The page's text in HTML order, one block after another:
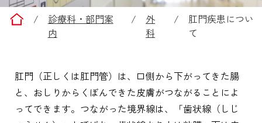
仙台赤十字病院
/
診療科・部門案
内
/
外
科
/
肛門疾患につい
て
肛門（正しくは肛門管）は、口側から下がってきた腸
と、おしりからくぼんできた皮膚がつながることによ
ってできます。つながった境界線は、「歯状線（しじ